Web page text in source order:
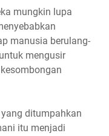
mungkin lupa
manusia berulang-
mengusir
ditumpahkan
itu menjadi